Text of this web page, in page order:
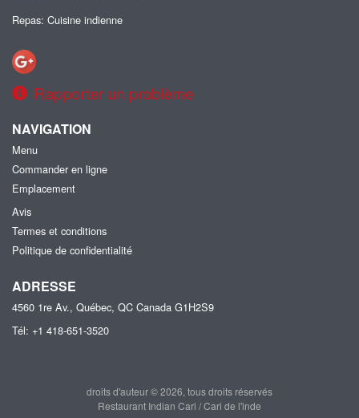
Repas: Cuisine indienne
Rapporter un problème
NAVIGATION
Menu
Commander en ligne
Emplacement
Avis
Termes et conditions
Politique de confidentialité
ADRESSE
4560 1re Av., Québec, QC Canada G1H2S9
Tél: +1 418-651-3520
droits d'auteur © 2026, tous droits réservés
Restaurant Indian Cari / Cari de l'inde